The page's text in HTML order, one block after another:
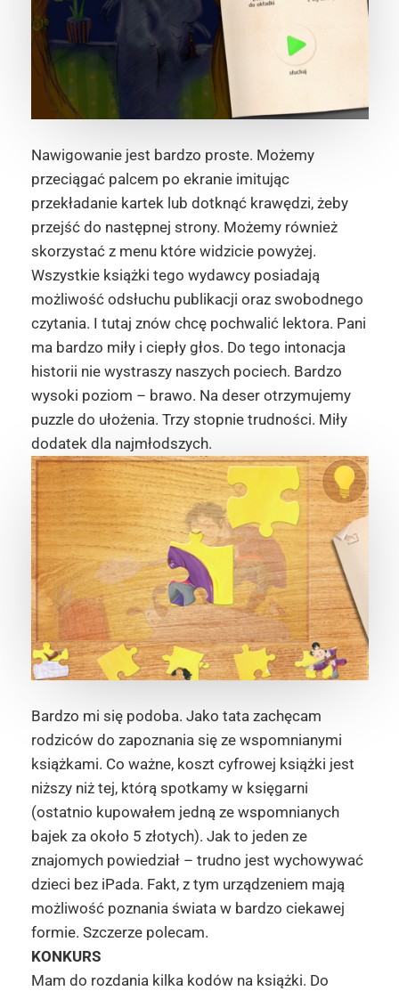
Nawigowanie jest bardzo proste. Możemy
przeciągać palcem po ekranie imitując
przekładanie kartek lub dotknąć krawędzi, żeby
przejść do następnej strony. Możemy również
skorzystać z menu które widzicie powyżej.
Wszystkie książki tego wydawcy posiadają
możliwość odsłuchu publikacji oraz swobodnego
czytania. I tutaj znów chcę pochwalić lektora. Pani
ma bardzo miły i ciepły głos. Do tego intonacja
historii nie wystraszy naszych pociech. Bardzo
wysoki poziom – brawo. Na deser otrzymujemy
puzzle do ułożenia. Trzy stopnie trudności. Miły
dodatek dla najmłodszych.
Bardzo mi się podoba. Jako tata zachęcam
rodziców do zapoznania się ze wspomnianymi
książkami. Co ważne, koszt cyfrowej książki jest
niższy niż tej, którą spotkamy w księgarni
(ostatnio kupowałem jedną ze wspomnianych
bajek za około 5 złotych). Jak to jeden ze
znajomych powiedział – trudno jest wychowywać
dzieci bez iPada. Fakt, z tym urządzeniem mają
możliwość poznania świata w bardzo ciekawej
formie. Szczerze polecam.
KONKURS
Mam do rozdania kilka kodów na książki. Do